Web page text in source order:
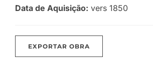
Data de Aquisição: vers 1850
EXPORTAR OBRA